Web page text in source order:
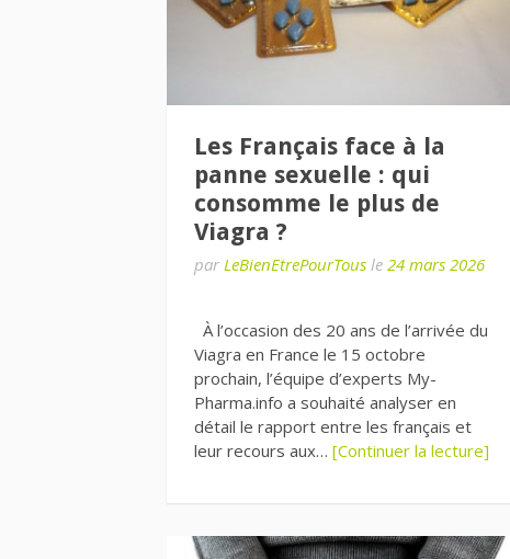
Les Français face à la
panne sexuelle : qui
consomme le plus de
Viagra ?
par LeBienEtrePourTous le 24 mars 2026
À l’occasion des 20 ans de l’arrivée du
Viagra en France le 15 octobre
prochain, l’équipe d’experts My-
Pharma.info a souhaité analyser en
détail le rapport entre les français et
leur recours aux… [Continuer la lecture]